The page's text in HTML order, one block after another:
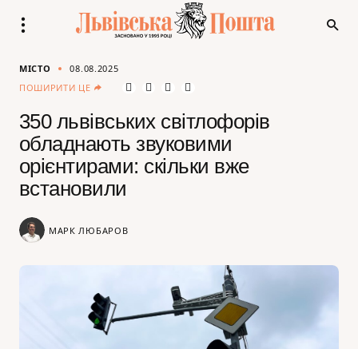
МІСТО
08.08.2025
ПОШИРИТИ ЦЕ
350 львівських світлофорів
обладнають звуковими
орієнтирами: скільки вже
встановили
МАРК ЛЮБАРОВ